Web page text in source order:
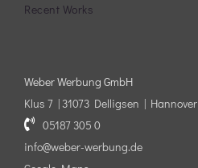
Recent Works
Weber Werbung GmbH
Klus 7 | 31073 Delligsen | Hannover
05187 305 0
info@weber-werbung.de